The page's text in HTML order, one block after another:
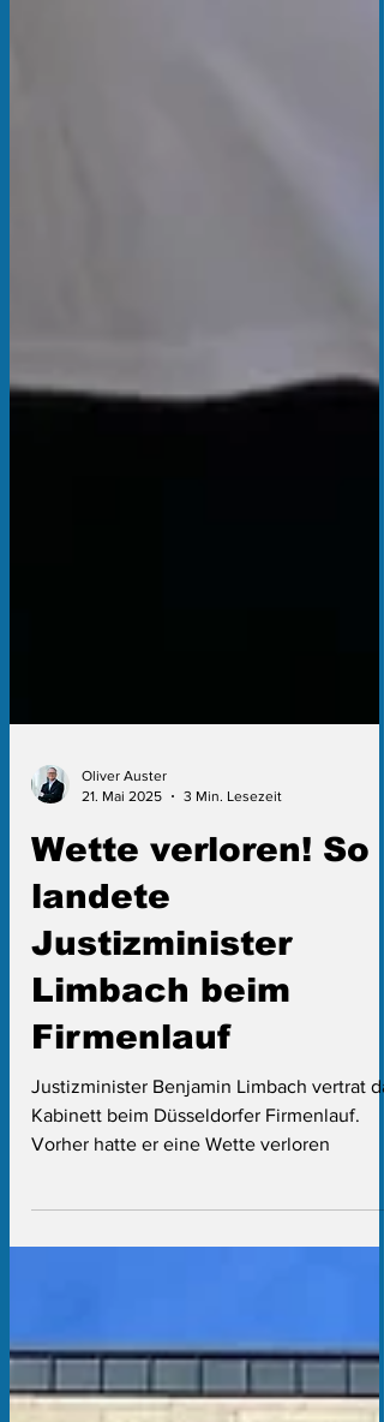
21. Mai 2025
3 Min. Lesezeit
Wette verloren! So
landete
Justizminister
Limbach beim
Firmenlauf
Justizminister Benjamin Limbach vertrat
Kabinett beim Düsseldorfer Firmenlauf.